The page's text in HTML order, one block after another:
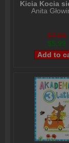
Kicia Kocia
Anita
$7,99
$5,99